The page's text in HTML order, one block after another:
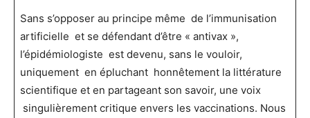
Sans s’opposer au principe même de l’immunisation
artificielle et se défendant d’être « antivax »,
l’épidémiologiste est devenu, sans le vouloir,
uniquement en épluchant honnêtement la littérature
scientifique et en partageant son savoir, une voix
singulièrement critique envers les vaccinations. Nous